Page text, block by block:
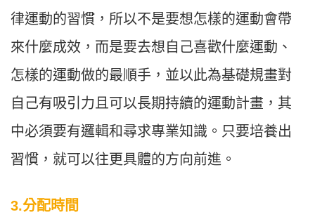
律運動的習慣，所以不是要想怎樣的運動會帶
來什麼成效，而是要去想自己喜歡什麼運動、
怎樣的運動做的最順手，並以此為基礎規畫對
自己有吸引力且可以長期持續的運動計畫，其
中必須要有邏輯和尋求專業知識。只要培養出
習慣，就可以往更具體的方向前進。
3.分配時間